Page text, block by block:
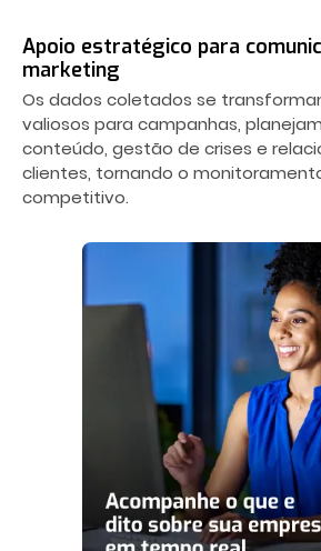
Apoio estratégico para
marketing
Os dados coletados se
valiosos para campanhas,
conteúdo, gestão de crises e
clientes, tornando o
competitivo.